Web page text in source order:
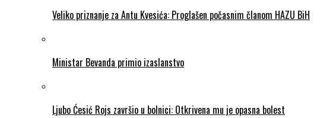
Veliko priznanje za Antu Kvesića: Proglašen počasnim članom HAZU BiH
Ministar Bevanda primio izaslanstvo
Ljubo Ćesić Rojs završio u bolnici: Otkrivena mu je opasna bolest